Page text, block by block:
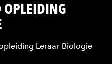
OPLEIDING
Leraar Biologie